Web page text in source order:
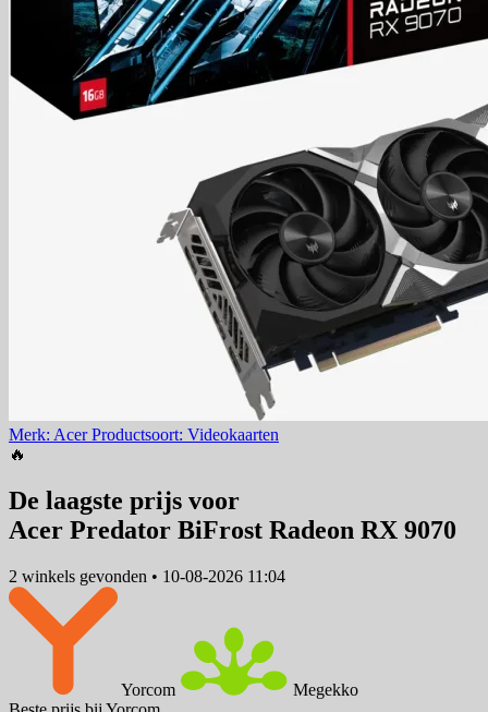
Merk: AcerProductsoort: Videokaarten
🔥
De laagste prijs voor
Acer Predator BiFrost Radeon RX 9070
2 winkels gevonden • 10-08-2026 11:04
Yorcom
Megekko